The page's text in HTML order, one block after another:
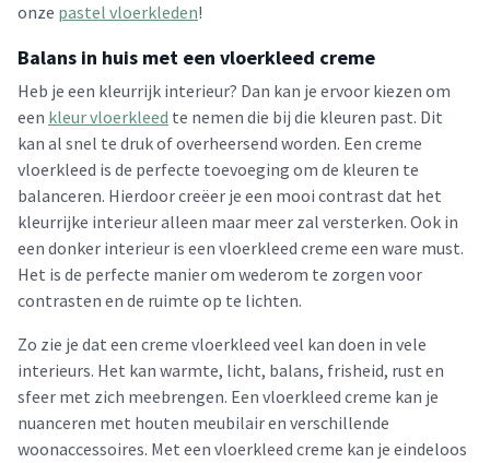
onze pastel vloerkleden!
Balans in huis met een vloerkleed creme
Heb je een kleurrijk interieur? Dan kan je ervoor kiezen om
een kleur vloerkleed te nemen die bij die kleuren past. Dit
kan al snel te druk of overheersend worden. Een creme
vloerkleed is de perfecte toevoeging om de kleuren te
balanceren. Hierdoor creëer je een mooi contrast dat het
kleurrijke interieur alleen maar meer zal versterken. Ook in
een donker interieur is een vloerkleed creme een ware must.
Het is de perfecte manier om wederom te zorgen voor
contrasten en de ruimte op te lichten.
Zo zie je dat een creme vloerkleed veel kan doen in vele
interieurs. Het kan warmte, licht, balans, frisheid, rust en
sfeer met zich meebrengen. Een vloerkleed creme kan je
nuanceren met houten meubilair en verschillende
woonaccessoires. Met een vloerkleed creme kan je eindeloos